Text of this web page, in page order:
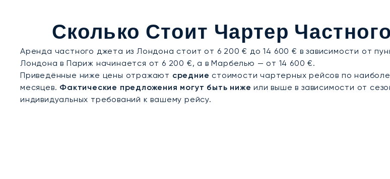
загруженные недели года — во время Уимблдона, скачек Royal Ascot, выставки
своевременное прибытие, комфорт и полную конфиденциальность.
Сколько Стоит Чартер
Аренда частного джета из Лондона стоит от 6 200 € до 14 600 € в зависимости от
Лондона в Париж начинается от 6 200 €, а в Марбелью — от 14 600 €.
Приведённые ниже цены отражают средние стоимости чартерных рейсов по
месяцев. Фактические предложения могут быть ниже или выше в зависимости от
индивидуальных требований к вашему рейсу.